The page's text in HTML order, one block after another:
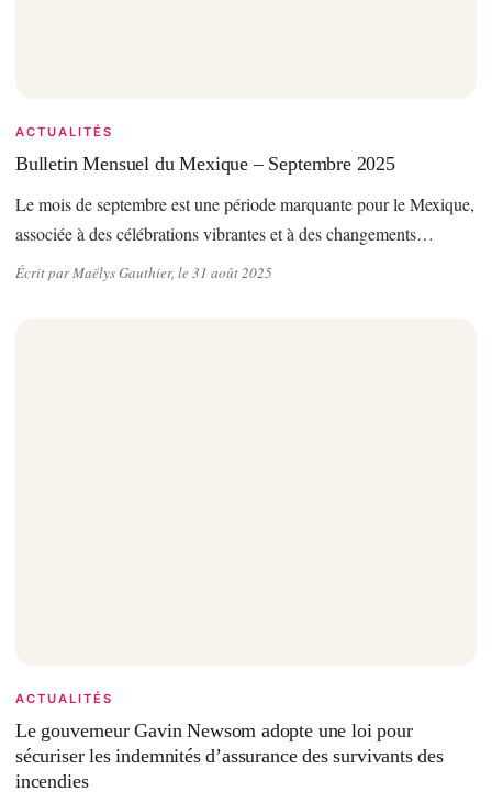
ACTUALITÉS
Bulletin Mensuel du Mexique – Septembre 2025
Le mois de septembre est une période marquante pour le Mexique,
associée à des célébrations vibrantes et à des changements…
Écrit par Maëlys Gauthier, le 31 août 2025
ACTUALITÉS
Le gouverneur Gavin Newsom adopte une loi pour
sécuriser les indemnités d’assurance des survivants des
incendies